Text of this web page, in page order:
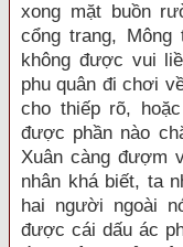
xong mặt buồn
cổng trang,
không được vui
phu quân đi chơi
cho thiếp rõ,
được phần nào
Xuân càng đượm
nhân khá biết, ta
hai người ngoài
được cái dấu ác